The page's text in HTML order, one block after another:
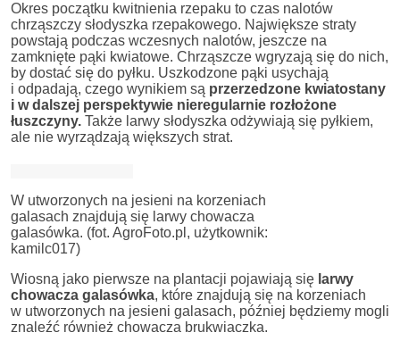
Okres początku kwitnienia rzepaku to czas nalotów
chrząszczy słodyszka rzepakowego. Największe straty
powstają podczas wczesnych nalotów, jeszcze na
zamknięte pąki kwiatowe. Chrząszcze wgryzają się do nich,
by dostać się do pyłku. Uszkodzone pąki usychają
i odpadają, czego wynikiem są przerzedzone kwiatostany
i w dalszej perspektywie nieregularnie rozłożone
łuszczyny. Także larwy słodyszka odżywiają się pyłkiem,
ale nie wyrządzają większych strat.
W utworzonych na jesieni na korzeniach
galasach znajdują się larwy chowacza
galasówka. (fot. AgroFoto.pl, użytkownik:
kamilc017)
Wiosną jako pierwsze na plantacji pojawiają się larwy
chowacza galasówka, które znajdują się na korzeniach
w utworzonych na jesieni galasach, później będziemy mogli
znaleźć również chowacza brukwiaczka.